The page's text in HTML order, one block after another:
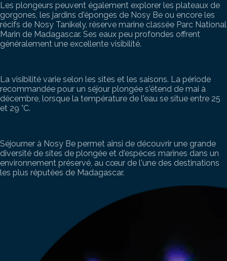
Les plongeurs peuvent également explorer les plateaux de
gorgones, les jardins d'éponges de Nosy Be ou encore les
récifs de Nosy Tanikely, réserve marine classée Parc National
Marin de Madagascar. Ses eaux peu profondes offrent
généralement une excellente visibilité.
La visibilité varie selon les sites et les saisons. La période
recommandée pour un séjour plongée s'étend de mai à
décembre, lorsque la température de l'eau se situe entre 25
et 29 °C.
Séjourner à Nosy Be permet ainsi de découvrir une grande
diversité de sites de plongée et d'espèces marines dans un
environnement préservé, au cœur de l'une des destinations
les plus réputées de Madagascar.